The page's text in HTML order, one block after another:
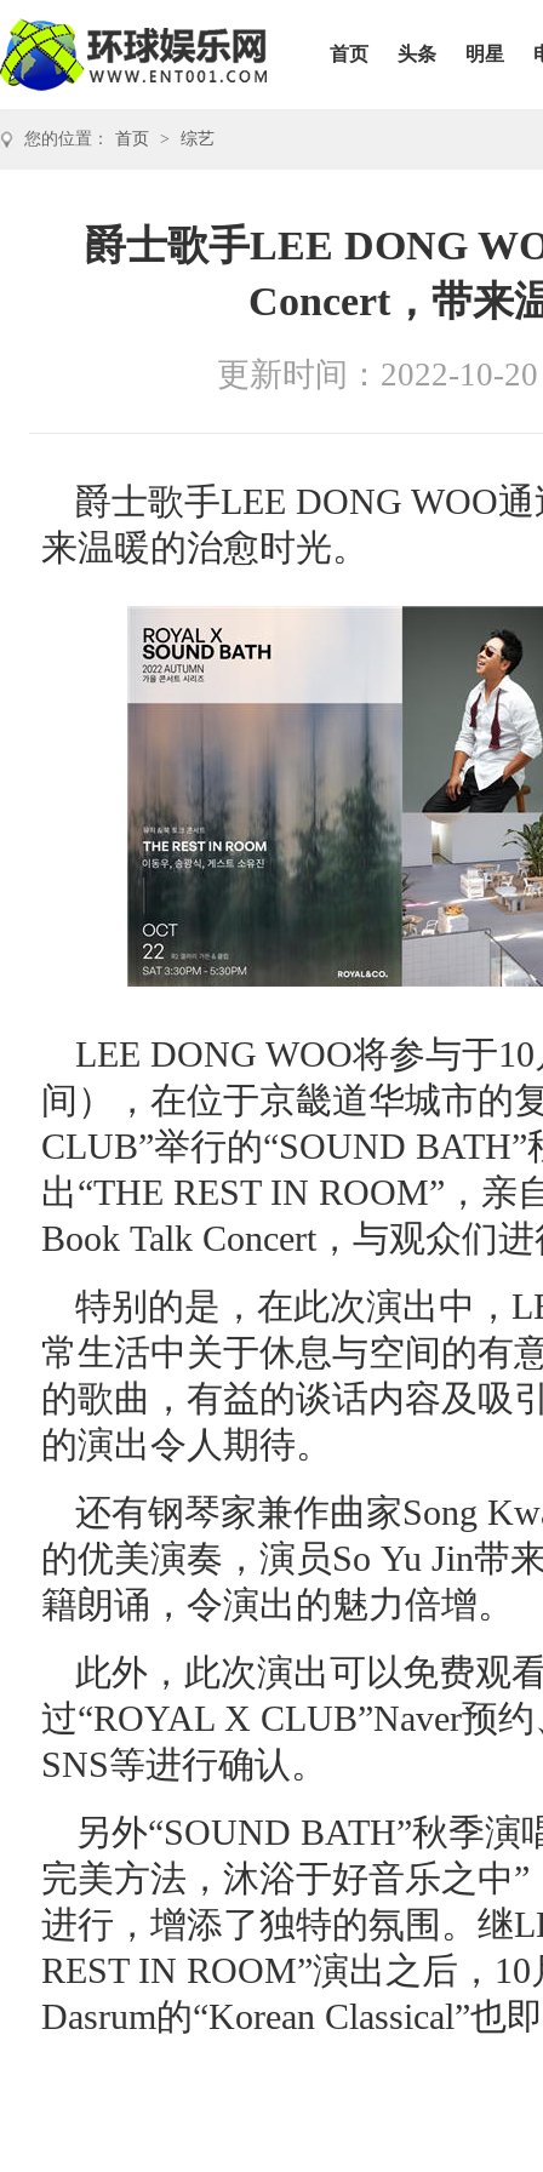
首页 头条 明星
您的位置： 首页 > 综艺
爵士歌手LEE DONG
Concert，带来
更新时间：2022-10-20
爵士歌手LEE DONG WOO
来温暖的治愈时光。
LEE DONG WOO将参与于
间），在位于京畿道华城市的
CLUB”举行的“SOUND
出“THE REST IN ROOM”，亲
Book Talk Concert，与观众们
特别的是，在此次演出中，
常生活中关于休息与空间的有
的歌曲，有益的谈话内容及吸
的演出令人期待。
还有钢琴家兼作曲家Song
的优美演奏，演员So Yu Jin带
籍朗诵，令演出的魅力倍增。
此外，此次演出可以免费观
过“ROYAL X CLUB”Naver预
SNS等进行确认。
另外“SOUND BATH”秋季
完美方法，沐浴于好音乐之中
进行，增添了独特的氛围。继
REST IN ROOM”演出之后，
Dasrum的“Korean Classical”也